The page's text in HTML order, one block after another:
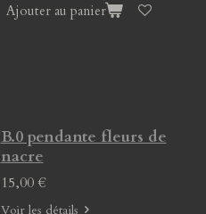
Ajouter au panier
B.0 pendante fleurs de
nacre
15,00 €
Voir les détails